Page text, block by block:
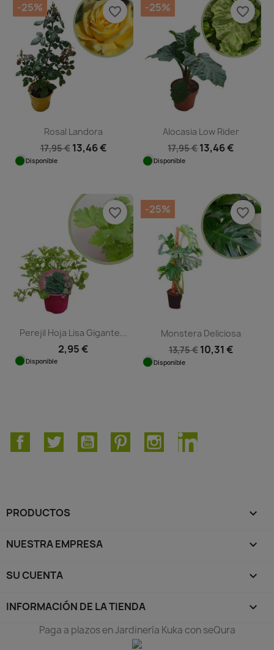
Rosal Landora
17,95 € 13,46 €
Disponible
-25% favorite_border
Alocasia Low Rider
17,95 €13,46 €
Disponible
-25% favorite_border
Perejil Hoja Lisa Gigante...
2,95 €
Disponible
favorite_border
Monstera Deliciosa
13,75 € 10,31 €
Disponible
-25% favorite_border
FacebookTwitter YouTube PinterestInstagramLinkedIn
PRODUCTOS 
NUESTRA EMPRESA 
SU CUENTA 
INFORMACIÓN DE LA TIENDA keyboard_arrow_down
Paga a plazos en Jardinería Kuka con seQura